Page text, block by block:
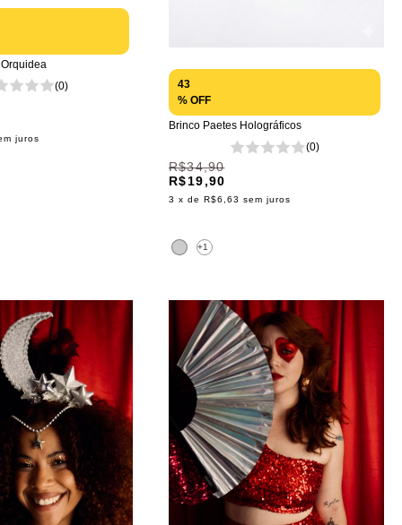
(0)
juros
43
% OFF
+1
Brinco Paetes Holográficos
(0)
R$34,90
R$19,90
3 x de R$6,63 sem juros